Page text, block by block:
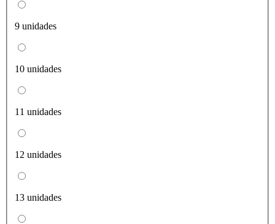
9 unidades
10 unidades
11 unidades
12 unidades
13 unidades